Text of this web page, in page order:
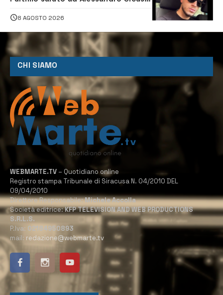
8 AGOSTO 2026
CHI SIAMO
WEBMARTE.TV – Quotidiano online
Registro stampa Tribunale di Siracusa N. 04/2010 DEL
09/04/2010
Direttore Responsabile:Michele Accolla
Società editrice:KFP TELEVISION AND WEB PRODUCTIONS
S.R.L.S.
P.Iva: 02184950893
mail: redazione@webmarte.tv